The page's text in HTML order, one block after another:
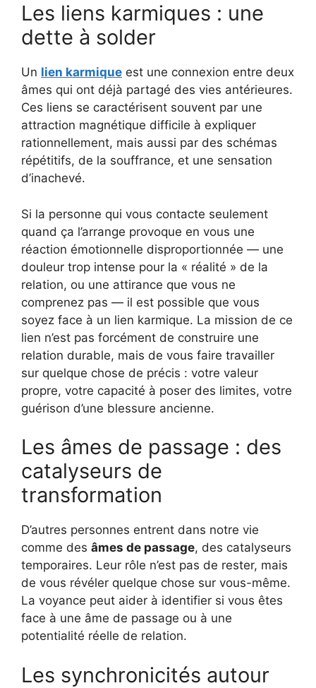
Les liens karmiques : une
dette à solder
Un lien karmique est une connexion entre deux
âmes qui ont déjà partagé des vies antérieures.
Ces liens se caractérisent souvent par une
attraction magnétique difficile à expliquer
rationnellement, mais aussi par des schémas
répétitifs, de la souffrance, et une sensation
d’inachevé.
Si la personne qui vous contacte seulement
quand ça l’arrange provoque en vous une
réaction émotionnelle disproportionnée — une
douleur trop intense pour la « réalité » de la
relation, ou une attirance que vous ne
comprenez pas — il est possible que vous
soyez face à un lien karmique. La mission de ce
lien n’est pas forcément de construire une
relation durable, mais de vous faire travailler
sur quelque chose de précis : votre valeur
propre, votre capacité à poser des limites, votre
guérison d’une blessure ancienne.
Les âmes de passage : des
catalyseurs de
transformation
D’autres personnes entrent dans notre vie
comme des âmes de passage, des catalyseurs
temporaires. Leur rôle n’est pas de rester, mais
de vous révéler quelque chose sur vous-même.
La voyance peut aider à identifier si vous êtes
face à une âme de passage ou à une
potentialité réelle de relation.
Les synchronicités autour